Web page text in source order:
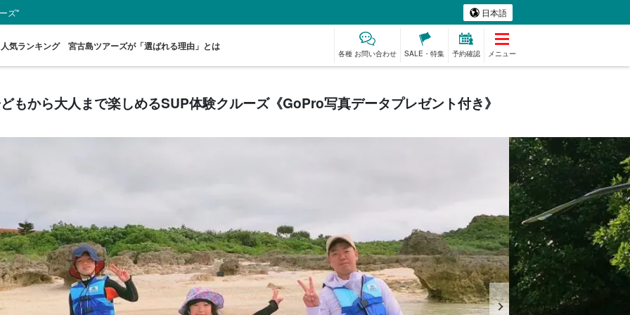
ズ" 日本語
人気ランキング 宮古島ツアーズが「選ばれる理由」とは
各種 お問い合わせ SALE・特集 予約確認 メニュー
もから大人まで楽しめるSUP体験クルーズ《GoPro写真データプレゼント付き》